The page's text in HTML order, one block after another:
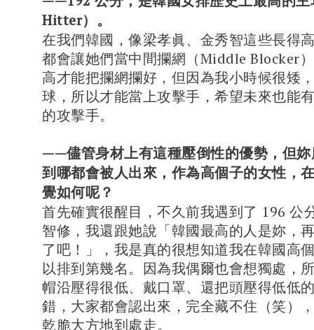
Hitter）。
在我們韓國，像梁孝眞、金秀智這些長得
都會讓她們當中間攔網（Middle Blocker
高才能把攔網攔好，但因為我小時候很矮
球，所以才能當上攻擊手，希望未來也能
的攻擊手。
——儘管身材上有這種壓倒性的優勢，但
到哪都會被人出來，作為高個子的女性，
覺如何呢？
首先確實很醒目，不久前我遇到了 196 公
智修，我還跟她說「韓國最高的人是妳，
了吧！」，我是真的很想知道我在韓國高
以排到第幾名。因為我偶爾也會想獨處，
帽沿壓得很低、戴口罩、還把頭壓得低低
錯，大家都會認出來，完全藏不住（笑）
乾脆大方地到處走。